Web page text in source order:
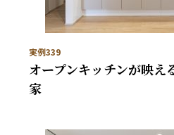
実例339
オープンキッチンが映え
家